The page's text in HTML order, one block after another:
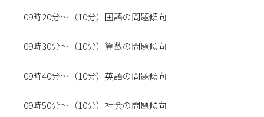
09時20分～（10分）国語の問題傾向
09時30分～（10分）算数の問題傾向
09時40分～（10分）英語の問題傾向
09時50分～（10分）社会の問題傾向